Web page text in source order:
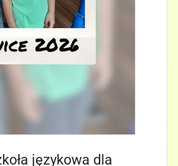
językowa dla